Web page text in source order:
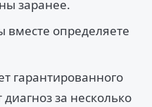
заранее.
вместе определяете
гарантированного
диагноз за несколько